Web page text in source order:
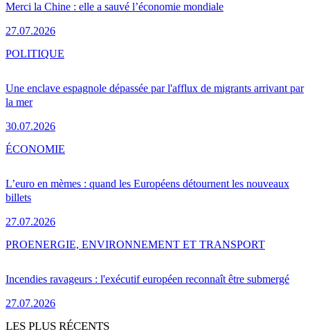
Merci la Chine : elle a sauvé l’économie mondiale
27.07.2026
Une enclave espagnole dépassée par l'afflux de migrants arrivant par
la mer
30.07.2026
POLITIQUE
L’euro en mèmes : quand les Européens détournent les nouveaux
billets
27.07.2026
ÉCONOMIE
Incendies ravageurs : l'exécutif européen reconnaît être submergé
27.07.2026
PROENERGIE, ENVIRONNEMENT ET TRANSPORT
LES PLUS RÉCENTS